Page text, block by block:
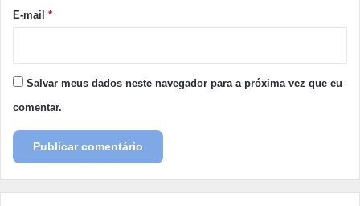
*E-mail *
Salvar meus dados neste navegador para a próxima vez que eu
comentar.